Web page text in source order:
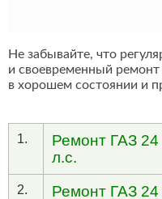
Не забывайте, что
и своевременный
в хорошем состоянии и
1.
Ремонт ГАЗ
л.с.
2.
Ремонт ГАЗ